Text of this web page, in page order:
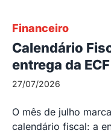
Financeiro
Calendário
entrega da
27/07/2026
O mês de julho
calendário fiscal: a